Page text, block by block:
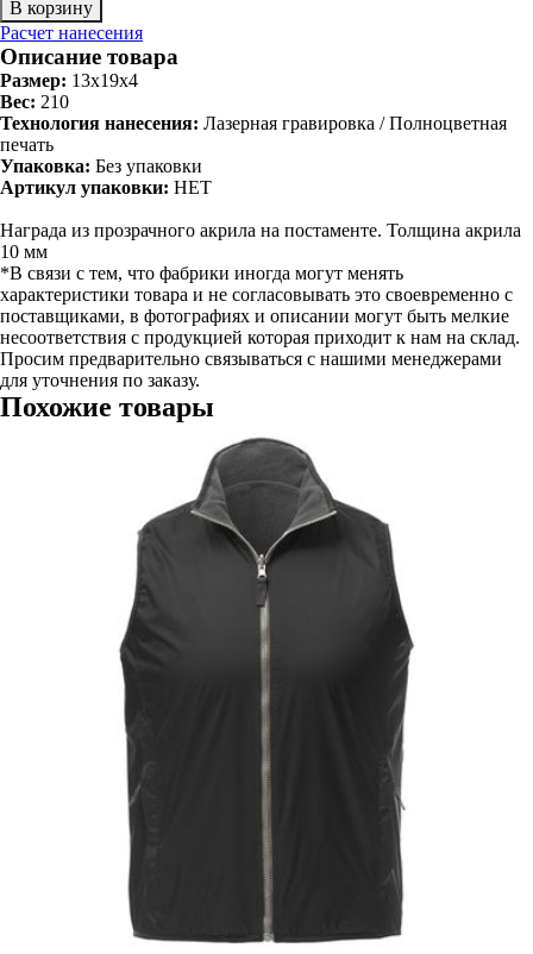
Расчет нанесения
Описание товара
Размер: 13x19x4
Вес: 210
Технология нанесения: Лазерная гравировка / Полноцветная
печать
Упаковка: Без упаковки
Артикул упаковки: HET
Награда из прозрачного акрила на постаменте. Толщина акрила
10 мм
*В связи с тем, что фабрики иногда могут менять
характеристики товара и не согласовывать это своевременно с
поставщиками, в фотографиях и описании могут быть мелкие
несоответствия с продукцией которая приходит к нам на склад.
Просим предварительно связываться с нашими менеджерами
для уточнения по заказу.
Похожие товары